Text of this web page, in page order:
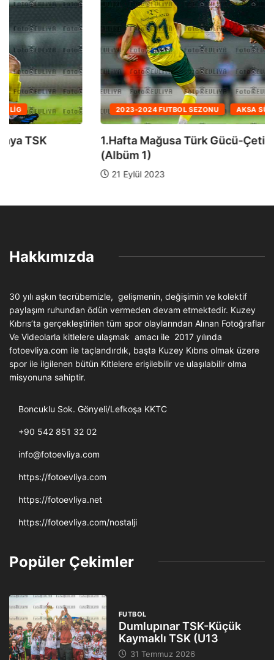
2023-2024 FUTBOL SEZONU AKSA SÜPER LIG
1.Hafta Mağusa Türk Gücü-Çetinkaya TSK
Hakkımızda
30 yılı aşkın tecrübemizle, gelişmenin, değişimin ve kolektif
paylaşım ruhundan ödün vermeden devam etmektedir. Kuzey
Kıbrıs’ta gerçekleştirilen tüm spor olaylarından Alınan Fotoğraflar
Ve Videolarla kitlelere ulaşmak amacı ile 2017 yılında
fotoevliya.com ile taçlandırdık, başta Kuzey Kıbrıs olmak üzere
spor ile ilgilenen bütün Kitlelere erişilebilir ve ulaşılabilir olma
misyonuna sahiptir.
Boncuklu Sok. Gönyeli/Lefkoşa KKTC
+90 542 851 32 02
info@fotoevliya.com
https://fotoevliya.com
https://fotoevliya.net
https://fotoevliya.com/nostalji
Popüler Çekimler
FUTBOL
Dumlupınar TSK-Küçük
Kaymaklı TSK (U13
31 Temmuz 2026